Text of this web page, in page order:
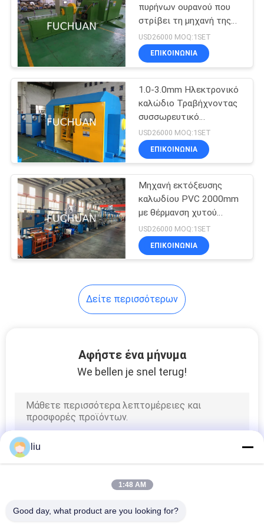
πυρήνων ουρανού που
στρίβει τη μηχανή της
υψηλής σταθερής
περιστροφής 700Rpm
USD26000 MOQ:1SET
ΕΠΙΚΟΙΝΩΝΊΑ
1.0-3.0mm Ηλεκτρονικό
καλώδιο Τραβήχνοντας
συσσωρευτικό
συσσωρευτικό
συσσωρευτικό
συσσωρευτικό
ράμματα καλώδιο
κατασκευή μηχανή
USD26000 MOQ:1SET
ΕΠΙΚΟΙΝΩΝΊΑ
Μηχανή εκτόξευσης
καλωδίου PVC 2000mm
με θέρμανση χυτού
αλουμινίου
800*400*1000mm
USD26000 MOQ:1SET
ΕΠΙΚΟΙΝΩΝΊΑ
Δείτε περισσότερων
Αφήστε ένα μήνυμα
We bellen je snel terug!
liu
1:48 AM
Good day, what product are you looking for?